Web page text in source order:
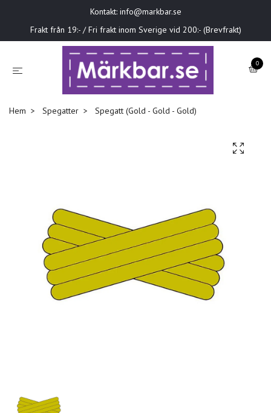
Kontakt: info@markbar.se
Frakt från 19:- / Fri frakt inom Sverige vid 200:- (Brevfrakt)
0
Hem Spegatter Spegatt (Gold - Gold - Gold)